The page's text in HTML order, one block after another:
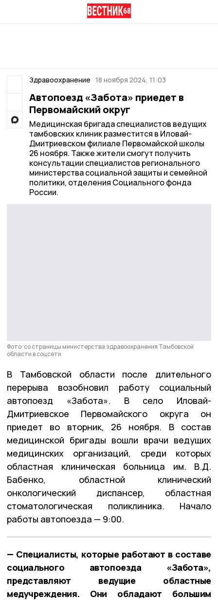
Здравоохранение 18 ноября 2024, 11:03
Автопоезд «Забота» приедет в
Первомайский округ
Медицинская бригада специалистов ведущих
тамбовских клиник разместится в Иловай-
Дмитриевском филиале Первомайской школы
26 ноября. Также жители смогут получить
консультации специалистов регионального
министерства социальной защиты и семейной
политики, отделения Социального фонда
России.
Фото: со страницы министерства здравоохранения Тамбовской
области в соцсети
В Тамбовской области после длительного
перерыва возобновил работу социальный
автопоезд «Забота». В село Иловай-
Дмитриевское Первомайского округа он
приедет во вторник, 26 ноября. В состав
медицинской бригады вошли врачи ведущих
медицинских организаций, среди которых
областная клиническая больница им. В.Д.
Бабенко, областной клинический
онкологический диспансер, областная
стоматологическая поликлиника. Начало
работы автопоезда — 9:00.
— Специалисты, которые работают в составе
социального автопоезда «Забота»,
представляют ведущие областные
медучреждения. Они обладают большим